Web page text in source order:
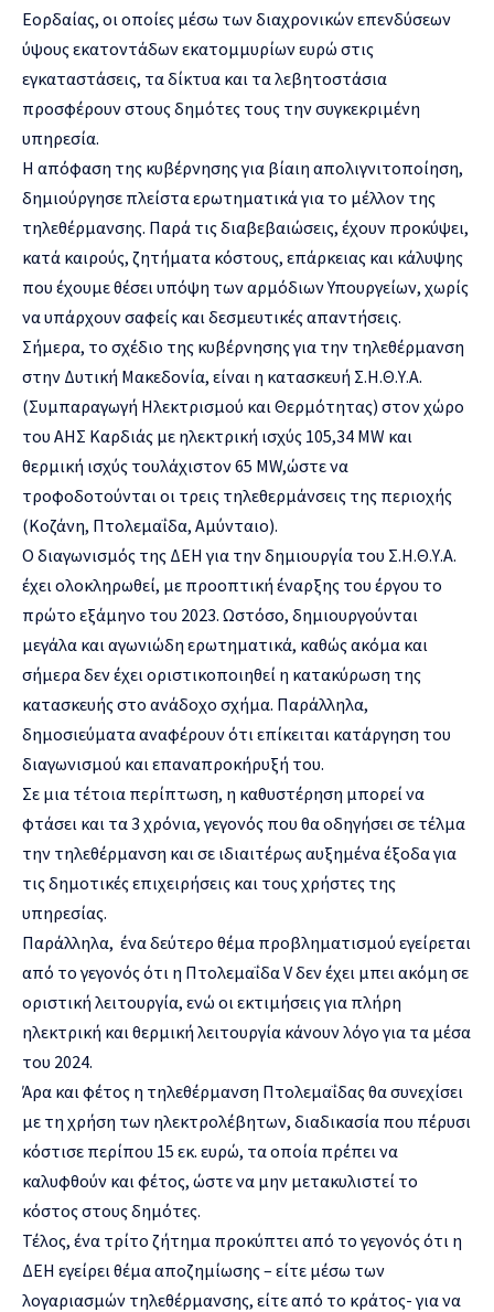
Εορδαίας, οι οποίες μέσω των διαχρονικών επενδύσεων
ύψους εκατοντάδων εκατομμυρίων ευρώ στις
εγκαταστάσεις, τα δίκτυα και τα λεβητοστάσια
προσφέρουν στους δημότες τους την συγκεκριμένη
υπηρεσία.
Η απόφαση της κυβέρνησης για βίαιη απολιγνιτοποίηση,
δημιούργησε πλείστα ερωτηματικά για το μέλλον της
τηλεθέρμανσης. Παρά τις διαβεβαιώσεις, έχουν προκύψει,
κατά καιρούς, ζητήματα κόστους, επάρκειας και κάλυψης
που έχουμε θέσει υπόψη των αρμόδιων Υπουργείων, χωρίς
να υπάρχουν σαφείς και δεσμευτικές απαντήσεις.
Σήμερα, το σχέδιο της κυβέρνησης για την τηλεθέρμανση
στην Δυτική Μακεδονία, είναι η κατασκευή Σ.Η.Θ.Υ.Α.
(Συμπαραγωγή Ηλεκτρισμού και Θερμότητας) στον χώρο
του ΑΗΣ Καρδιάς με ηλεκτρική ισχύς 105,34 MW και
θερμική ισχύς τουλάχιστον 65 ΜW,ώστε να
τροφοδοτούνται οι τρεις τηλεθερμάνσεις της περιοχής
(Κοζάνη, Πτολεμαΐδα, Αμύνταιο).
Ο διαγωνισμός της ΔΕΗ για την δημιουργία του Σ.Η.Θ.Υ.Α.
έχει ολοκληρωθεί, με προοπτική έναρξης του έργου το
πρώτο εξάμηνο του 2023. Ωστόσο, δημιουργούνται
μεγάλα και αγωνιώδη ερωτηματικά, καθώς ακόμα και
σήμερα δεν έχει οριστικοποιηθεί η κατακύρωση της
κατασκευής στο ανάδοχο σχήμα. Παράλληλα,
δημοσιεύματα αναφέρουν ότι επίκειται κατάργηση του
διαγωνισμού και επαναπροκήρυξή του.
Σε μια τέτοια περίπτωση, η καθυστέρηση μπορεί να
φτάσει και τα 3 χρόνια, γεγονός που θα οδηγήσει σε τέλμα
την τηλεθέρμανση και σε ιδιαιτέρως αυξημένα έξοδα για
τις δημοτικές επιχειρήσεις και τους χρήστες της
υπηρεσίας.
Παράλληλα, ένα δεύτερο θέμα προβληματισμού εγείρεται
από το γεγονός ότι η Πτολεμαΐδα V δεν έχει μπει ακόμη σε
οριστική λειτουργία, ενώ οι εκτιμήσεις για πλήρη
ηλεκτρική και θερμική λειτουργία κάνουν λόγο για τα μέσα
του 2024.
Άρα και φέτος η τηλεθέρμανση Πτολεμαΐδας θα συνεχίσει
με τη χρήση των ηλεκτρολέβητων, διαδικασία που πέρυσι
κόστισε περίπου 15 εκ. ευρώ, τα οποία πρέπει να
καλυφθούν και φέτος, ώστε να μην μετακυλιστεί το
κόστος στους δημότες.
Τέλος, ένα τρίτο ζήτημα προκύπτει από το γεγονός ότι η
ΔΕΗ εγείρει θέμα αποζημίωσης – είτε μέσω των
λογαριασμών τηλεθέρμανσης, είτε από το κράτος- για να